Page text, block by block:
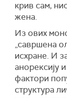
крив сам,
жена.
Из ових
„савршена
исхране. И
анорексију
фактори
структура